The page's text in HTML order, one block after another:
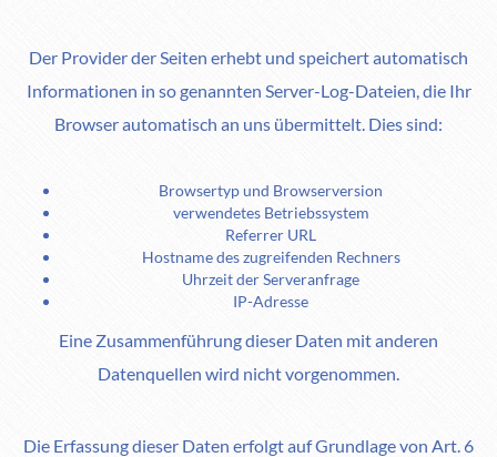
Der Provider der Seiten erhebt und speichert automatisch
Informationen in so genannten Server-Log-Dateien, die Ihr
Browser automatisch an uns übermittelt. Dies sind:
Browsertyp und Browserversion
verwendetes Betriebssystem
Referrer URL
Hostname des zugreifenden Rechners
Uhrzeit der Serveranfrage
IP-Adresse
Eine Zusammenführung dieser Daten mit anderen
Datenquellen wird nicht vorgenommen.
Die Erfassung dieser Daten erfolgt auf Grundlage von Art. 6